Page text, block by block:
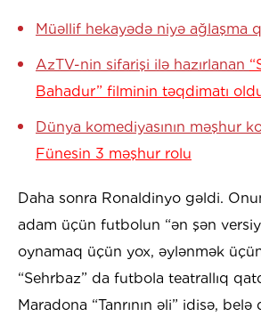
Müəllif hekayədə niyə ağlaşma
AzTV-nin sifarişi ilə hazırlanan
Bahadur” filminin təqdimatı
Dünya komediyasının məşhur
Fünesin 3 məşhur rolu
Daha sonra Ronaldinyo gəldi.
adam üçün futbolun “ən şən
oynamaq üçün yox, əylənmək
“Sehrbaz” da futbola teatrallıq
Maradona “Tanrının əli” idisə, belə